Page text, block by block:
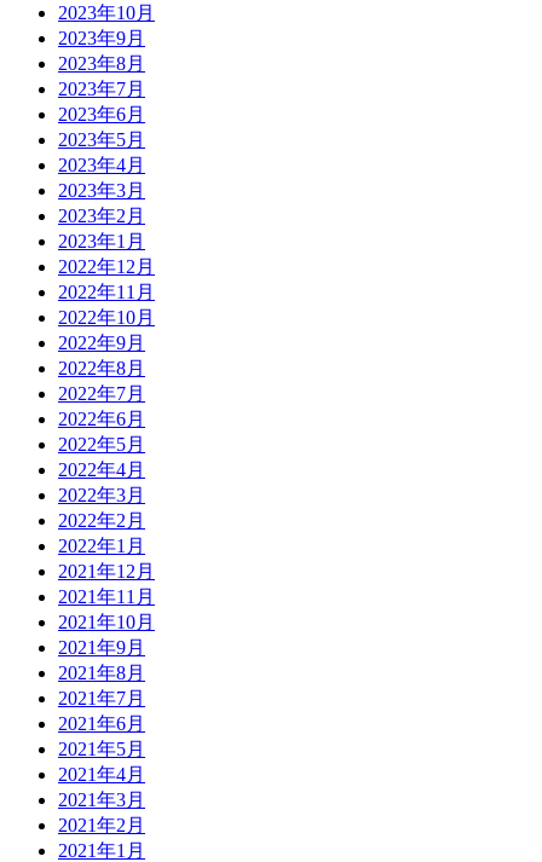
2023年10月
2023年9月
2023年8月
2023年7月
2023年6月
2023年5月
2023年4月
2023年3月
2023年2月
2023年1月
2022年12月
2022年11月
2022年10月
2022年9月
2022年8月
2022年7月
2022年6月
2022年5月
2022年4月
2022年3月
2022年2月
2022年1月
2021年12月
2021年11月
2021年10月
2021年9月
2021年8月
2021年7月
2021年6月
2021年5月
2021年4月
2021年3月
2021年2月
2021年1月